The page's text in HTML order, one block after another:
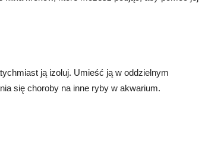
ją izoluj. Umieść ją w oddzielnym
się choroby na inne ryby w akwarium.